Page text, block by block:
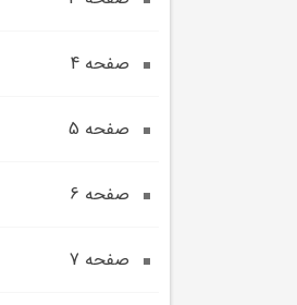
صفحه 4
صفحه 5
صفحه 6
صفحه 7